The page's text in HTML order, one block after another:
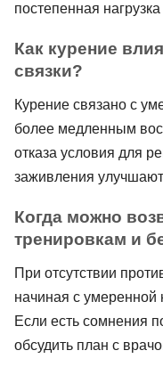
постепенная
Как курение
связки?
Курение связано с
более медленным
отказа условия для
заживления
Когда можно
тренировкам и
При отсутствии
начиная с умеренной
Если есть сомнения
обсудить план с